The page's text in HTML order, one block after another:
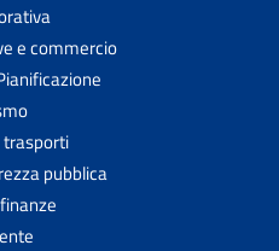
e commercio
pubblica